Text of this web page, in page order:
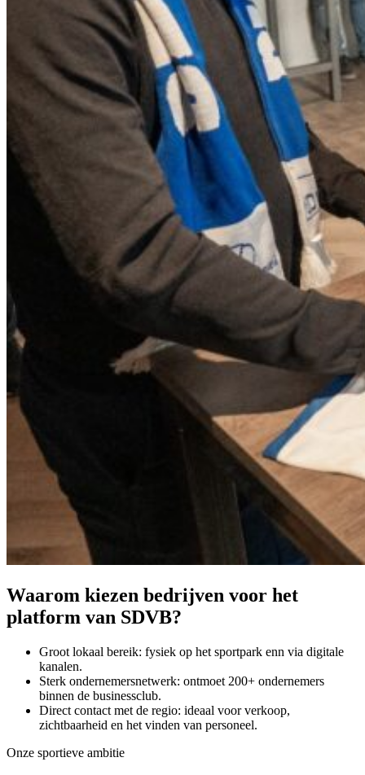
Waarom kiezen bedrijven voor het
platform van SDVB?
Groot lokaal bereik: fysiek op het sportpark enn via digitale
kanalen.
Sterk ondernemersnetwerk: ontmoet 200+ ondernemers
binnen de businessclub.
Direct contact met de regio: ideaal voor verkoop,
zichtbaarheid en het vinden van personeel.
Onze sportieve ambitie